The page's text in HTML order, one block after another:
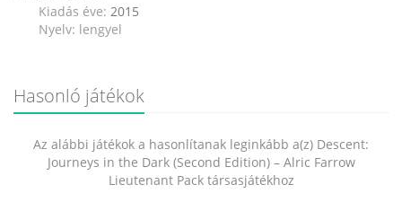
Kiadás éve: 2015
Nyelv: lengyel
Hasonló játékok
Az alábbi játékok a hasonlítanak leginkább a(z) Descent:
Journeys in the Dark (Second Edition) – Alric Farrow
Lieutenant Pack társasjátékhoz